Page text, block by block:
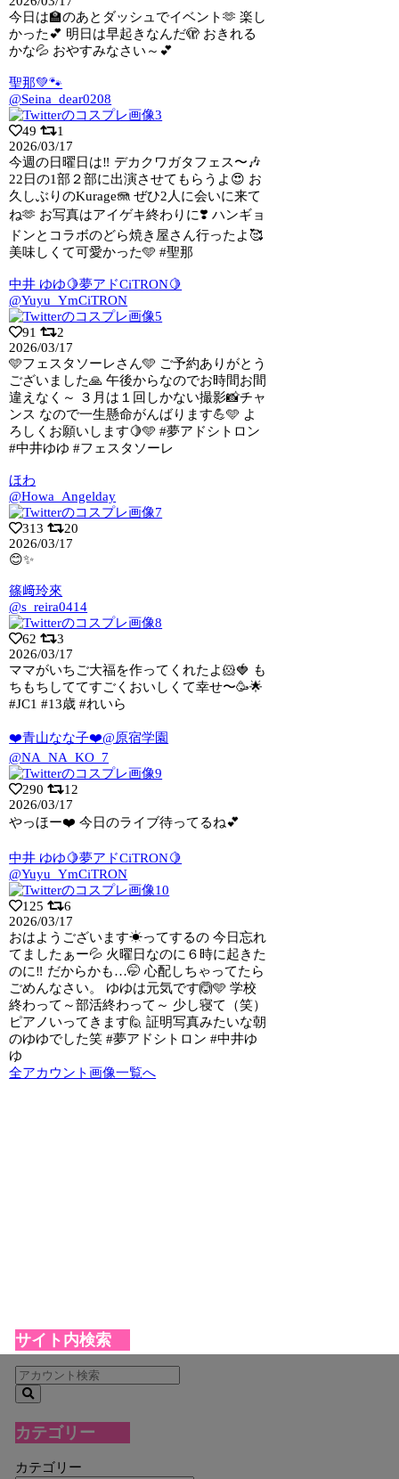
今日は🏫のあとダッシュでイベント🫶 楽し
かった💕 明日は早起きなんだ🫣 おきれる
かな💦 おやすみなさい～💕
聖那💚🐾
@Seina_dear0208
49
1
2026/03/17
今週の日曜日は‼️ デカクワガタフェス〜🎶
22日の1部２部に出演させてもらうよ 😍 お
久しぶりのKurage🪼 ぜひ2人に会いに来て
ね🫶 お写真はアイゲキ終わりに❣️ ハンギョ
ドンとコラボのどら焼き屋さん行ったよ🥰
美味しくて可愛かった🩵 #聖那
中井 ゆゆ🍋夢アドCiTRON🍋
@Yuyu_YmCiTRON
91
2
2026/03/17
🩵フェスタソーレさん🩵 ご予約ありがとう
ございました🙏 午後からなのでお時間お間
違えなく～ ３月は１回しかない撮影📸チャ
ンス なので一生懸命がんばります💪🩵 よ
ろしくお願いします🍋🩵 #夢アドシトロン
#中井ゆゆ #フェスタソーレ
ほわ
@Howa_Angelday
313
20
2026/03/17
😊✨
篠﨑玲來
@s_reira0414
62
3
2026/03/17
ママがいちご大福を作ってくれたよ🐹🍓 も
ちもちしててすごくおいしくて幸せ〜🥳🌟
#JC1 #13歳 #れいら
❤️青山なな子❤️@原宿学園
@NA_NA_KO_7
290
12
2026/03/17
やっほー❤️ 今日のライブ待ってるね💕︎
中井 ゆゆ🍋夢アドCiTRON🍋
@Yuyu_YmCiTRON
125
6
2026/03/17
おはようございます☀ってするの 今日忘れ
てましたぁー💦 火曜日なのに６時に起きた
のに‼️ だからかも…🤭 心配しちゃってたら
ごめんなさい。 ゆゆは元気です🙆🩵 学校
終わって～部活終わって～ 少し寝て（笑）
ピアノいってきます🙋 証明写真みたいな朝
のゆゆでした笑 #夢アドシトロン #中井ゆ
ゆ
全アカウント画像一覧へ
サイト内検索
カテゴリー
カテゴリー